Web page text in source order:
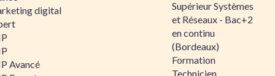
digital
Avancé
Supérieur Systèmes
et Réseaux - Bac+2
en continu
(Bordeaux)
Formation
Technicien